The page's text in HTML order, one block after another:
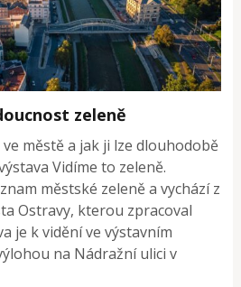
zeleně
městě a jak ji lze dlouhodobě
Vidíme to zeleně.
městské zeleně a vychází z
Ostravy, kterou zpracoval
je k vidění ve výstavním
na Nádražní ulici v